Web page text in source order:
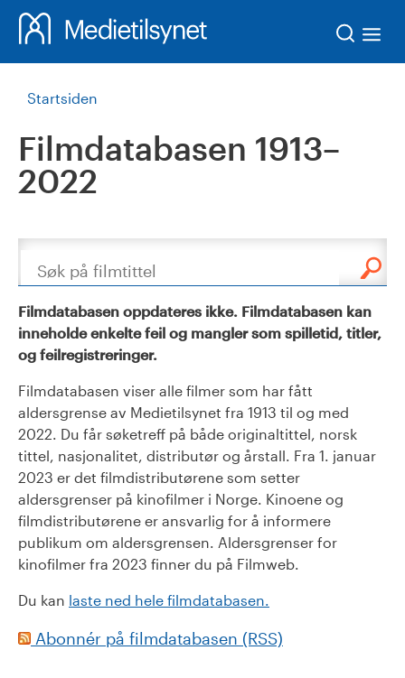
Startsiden
Filmdatabasen 1913–
2022
Søk
Filmdatabasen oppdateres ikke. Filmdatabasen kan
inneholde enkelte feil og mangler som spilletid, titler,
og feilregistreringer.
Filmdatabasen viser alle filmer som har fått
aldersgrense av Medietilsynet fra 1913 til og med
2022. Du får søketreff på både originaltittel, norsk
tittel, nasjonalitet, distributør og årstall. Fra 1. januar
2023 er det filmdistributørene som setter
aldersgrenser på kinofilmer i Norge. Kinoene og
filmdistributørene er ansvarlig for å informere
publikum om aldersgrensen. Aldersgrenser for
kinofilmer fra 2023 finner du på Filmweb.
Du kan laste ned hele filmdatabasen.
Abonnér på filmdatabasen (RSS)